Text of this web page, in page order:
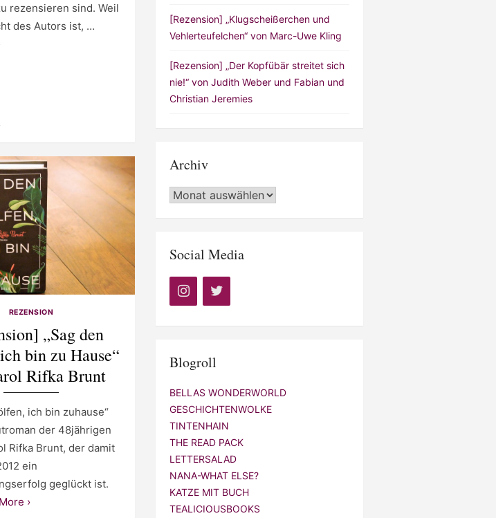
rezensieren sind. Weil
des Autors ist, …
REZENSION
„Sag den
bin zu Hause“
Rifka Brunt
ich bin zuhause“
der 48jährigen
Rifka Brunt, der damit
ein
geglückt ist.
›
[Rezension] „Klugscheißerchen und
Vehlerteufelchen“ von Marc-Uwe Kling
[Rezension] „Der Kopfübär streitet sich
nie!“ von Judith Weber und Fabian und
Christian Jeremies
Archiv
Archiv
Social Media
Blogroll
BELLAS WONDERWORLD
GESCHICHTENWOLKE
TINTENHAIN
THE READ PACK
LETTERSALAD
NANA-WHAT ELSE?
KATZE MIT BUCH
TEALICIOUSBOOKS